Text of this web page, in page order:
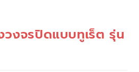
งจรปิดแบบทูเร็ต รุ่น